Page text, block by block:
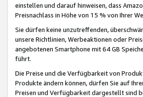
einstellen und darauf hinweisen, dass
Preisnachlass in Höhe von 15 % von Ihrer
Sie dürfen keine unzutreffenden,
unsere Richtlinien, Werbeaktionen oder
angebotenen Smartphone mit 64 GB
führt.
Die Preise und die Verfügbarkeit von
Produkte ändern können, dürfen Sie auf
Preisen und Verfügbarkeit dargestellt sind